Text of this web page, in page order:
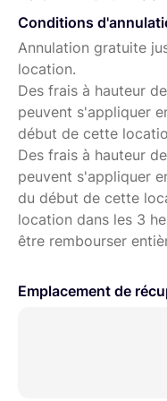
Conditions
Annulation gratuite
location.
Des frais à hauteur
peuvent s'appliquer
début de cette
Des frais à hauteur
peuvent s'appliquer
du début de cette
location dans les 3
être rembourser
Emplacement de